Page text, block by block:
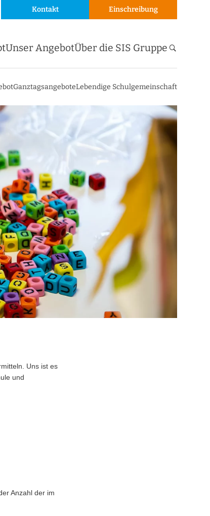
Kontakt Einschreibung
Unser AngebotÜber die SIS Gruppe
GanztagsangeboteLebendige Schulgemeinschaft
Uns ist es
und
Anzahl der im